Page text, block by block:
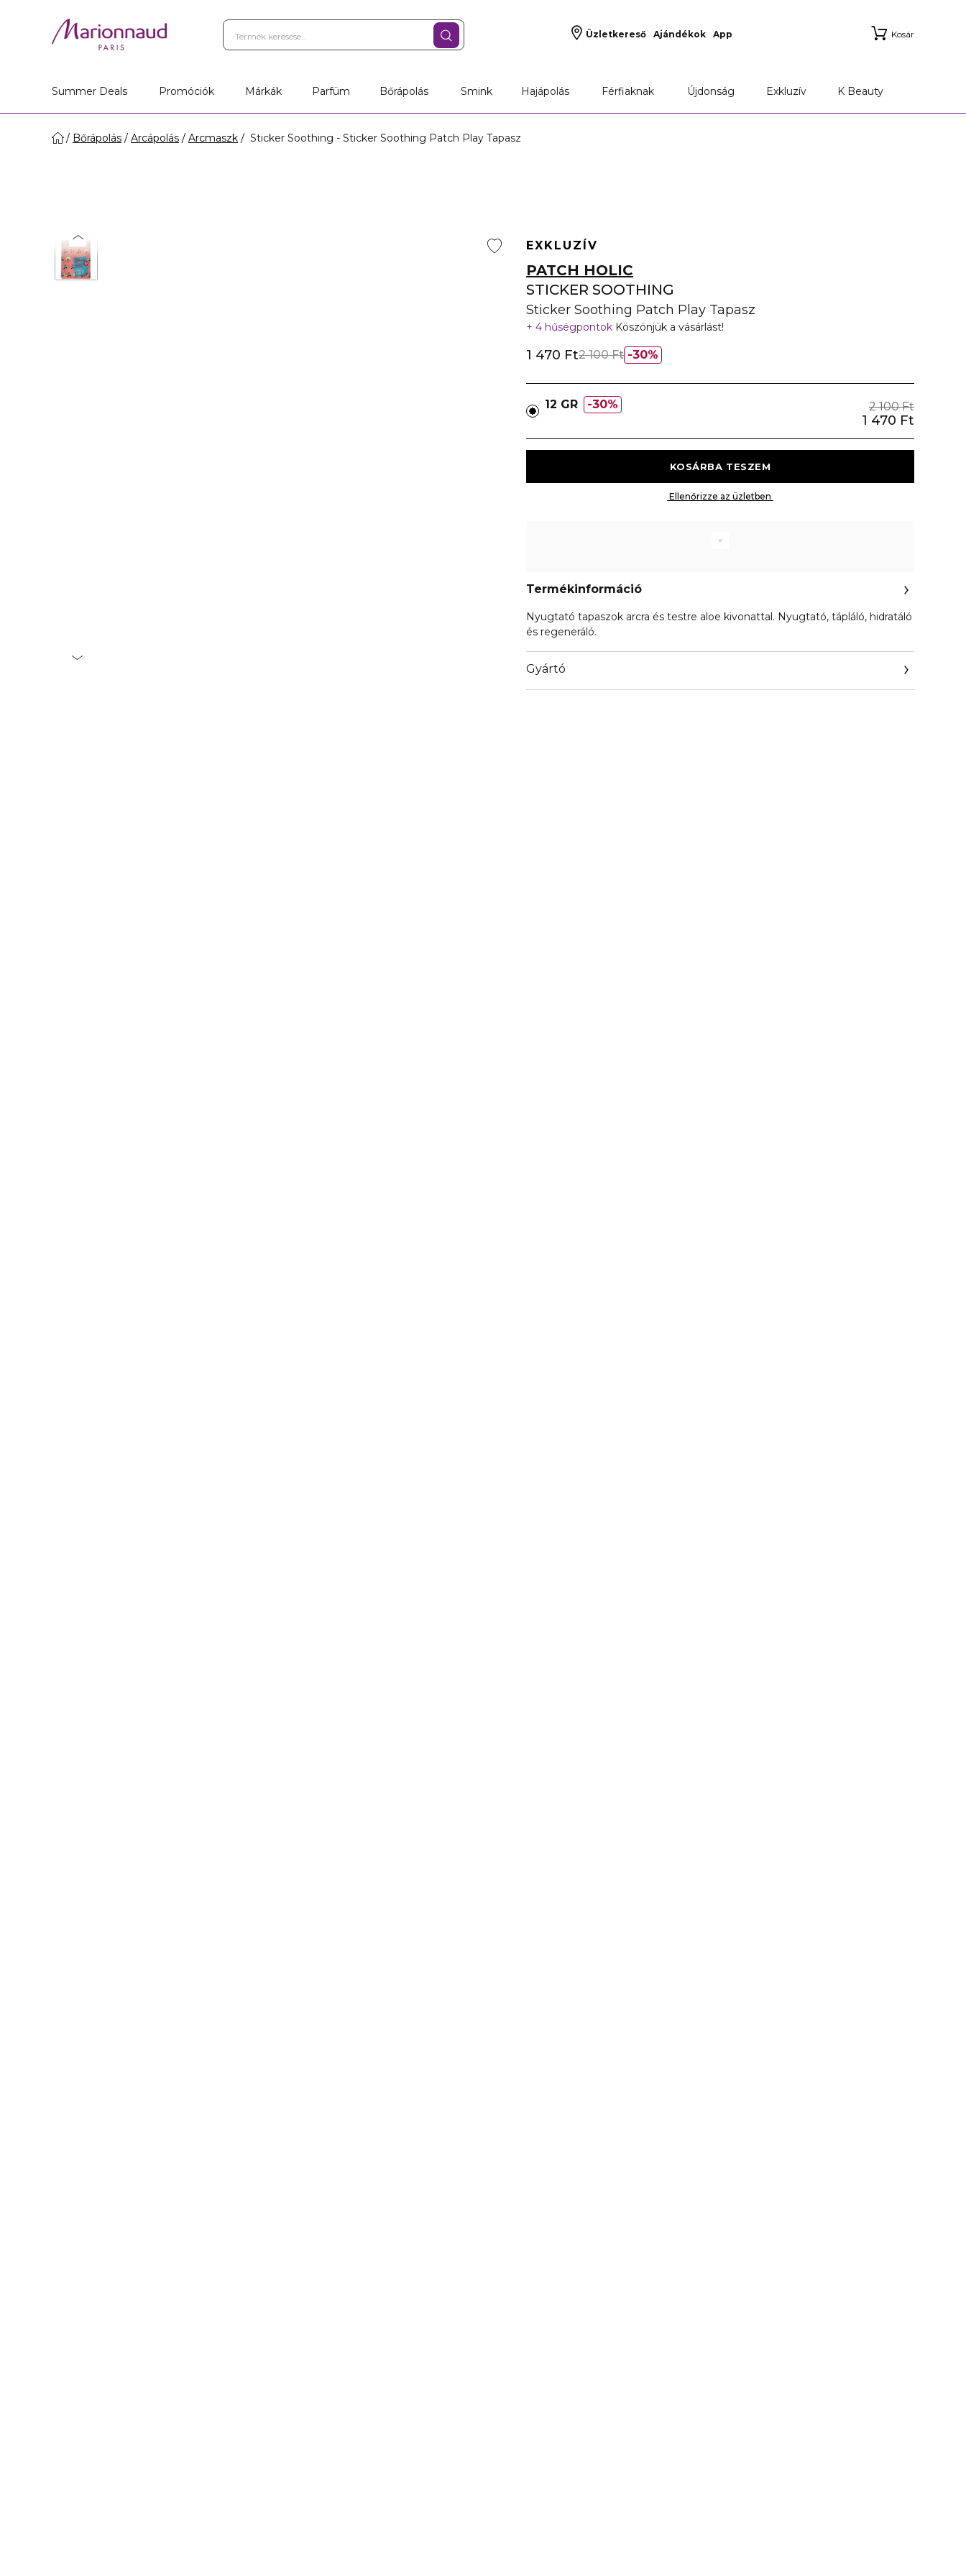
Üzletkereső Ajándékok App Kosár
Summer Deals Promóciók Márkák Parfüm Bőrápolás Smink Hajápolás Férfiaknak Újdonság Exkluzív K Beauty
Bőrápolás Arcápolás Arcmaszk Sticker Soothing - Sticker Soothing Patch Play Tapasz
EXKLUZÍV
PATCH HOLIC
STICKER SOOTHING
Sticker Soothing Patch Play Tapasz
4 hűségpontok Köszönjük a vásárlást!
30%
1 470 Ft2 100 Ft
12 GR 30% 2 100 Ft
1 470 Ft
Termékinformáció
Nyugtató tapaszok arcra és testre aloe kivonattal. Nyugtató, tápláló, hidratáló
és regeneráló.
Gyártó